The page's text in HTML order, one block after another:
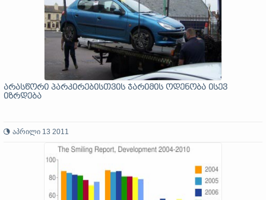
არასწორი პარკირებისთვის ჯარიმის ოდენობა ისევ
იზრდება
აპრილი 13 2011